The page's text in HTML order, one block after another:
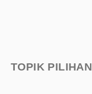
TOPIK PILIHAN